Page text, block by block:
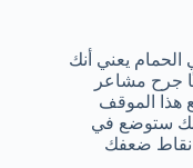
يعني أنك
جرح مشاعر
هذا الموقف
ستوضع في
ضعفك